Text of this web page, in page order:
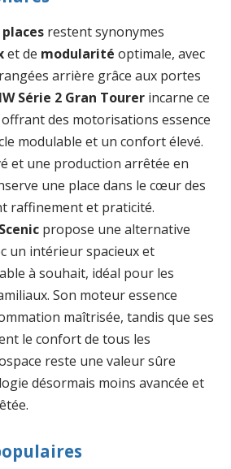
restent synonymes
et de modularité optimale, avec
arrière grâce aux portes
Série 2 Gran Tourer incarne ce
des motorisations essence
modulable et un confort élevé.
et une production arrêtée en
une place dans le cœur des
raffinement et praticité.
propose une alternative
un intérieur spacieux et
à souhait, idéal pour les
Son moteur essence
maîtrisée, tandis que ses
le confort de tous les
reste une valeur sûre
désormais moins avancée et